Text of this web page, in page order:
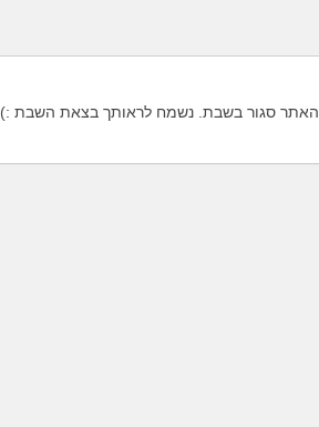
האתר סגור בשבת. נשמח לראותך בצאת השבת :)